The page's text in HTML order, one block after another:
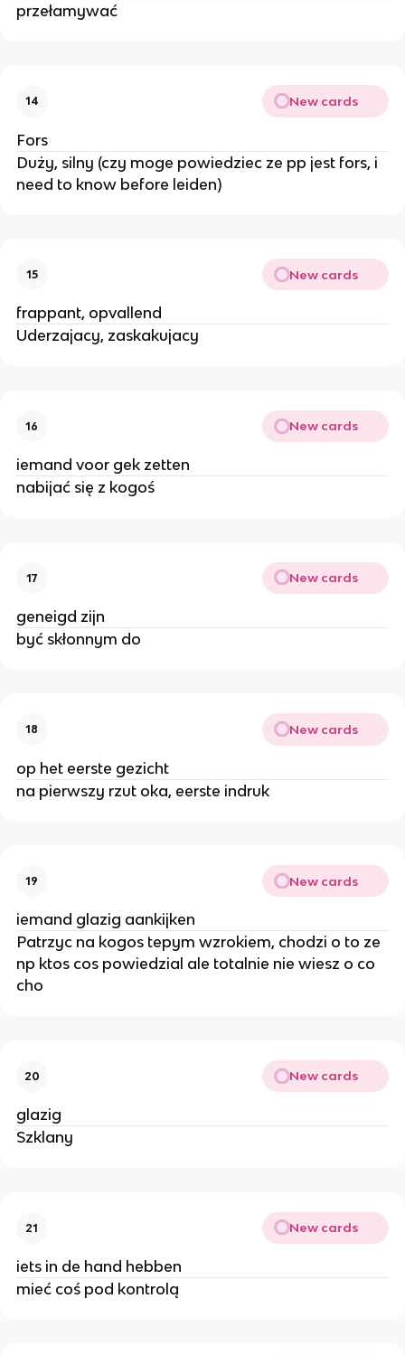
przełamywać
14 New cards
Fors
Duży, silny (czy moge powiedziec ze pp jest fors, i
need to know before leiden)
15 New cards
frappant, opvallend
Uderzajacy, zaskakujacy
16 New cards
iemand voor gek zetten
nabijać się z kogoś
17 New cards
geneigd zijn
być skłonnym do
18 New cards
op het eerste gezicht
na pierwszy rzut oka, eerste indruk
19 New cards
iemand glazig aankijken
Patrzyc na kogos tepym wzrokiem, chodzi o to ze
np ktos cos powiedzial ale totalnie nie wiesz o co
cho
20 New cards
glazig
Szklany
21 New cards
iets in de hand hebben
mieć coś pod kontrolą